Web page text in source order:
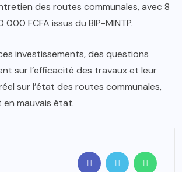
des routes communales, avec 8
FCFA issus du BIP-MINTP.
investissements, des questions
sur l’efficacité des travaux et leur
sur l’état des routes communales,
en mauvais état.